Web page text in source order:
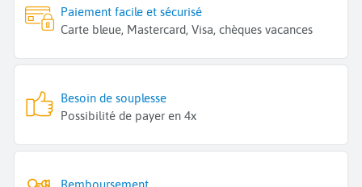
Paiement facile et sécurisé
Carte bleue, Mastercard, Visa, chèques vacances
Besoin de souplesse
Possibilité de payer en 4x
Remboursement